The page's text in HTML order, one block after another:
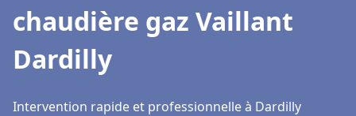
chaudière gaz Vaillant
Dardilly
Intervention rapide et professionnelle à Dardilly